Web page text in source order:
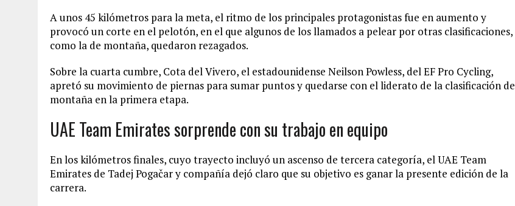
A unos 45 kilómetros para la meta, el ritmo de los principales protagonistas fue en aumento y
provocó un corte en el pelotón, en el que algunos de los llamados a pelear por otras clasificaciones,
como la de montaña, quedaron rezagados.
Sobre la cuarta cumbre, Cota del Vivero, el estadounidense Neilson Powless, del EF Pro Cycling,
apretó su movimiento de piernas para sumar puntos y quedarse con el liderato de la clasificación de
montaña en la primera etapa.
UAE Team Emirates sorprende con su trabajo en equipo
En los kilómetros finales, cuyo trayecto incluyó un ascenso de tercera categoría, el UAE Team
Emirates de Tadej Pogačar y compañía dejó claro que su objetivo es ganar la presente edición de la
carrera.